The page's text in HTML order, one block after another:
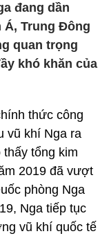
đang dần
Trung Đông
quan trọng
khó khăn của
thức công
vũ khí Nga ra
tổng kim
2019 đã vượt
phòng Nga
Nga tiếp tục
vũ khí quốc tế